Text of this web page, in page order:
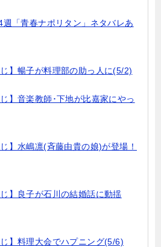
週「青春ナポリタン」ネタバレあ
じ】暢子が料理部の助っ人に(5/2)
】音楽教師･下地が比嘉家にやっ
】水嶋凛(斉藤由貴の娘)が登場！
じ】良子が石川の結婚話に動揺
じ】料理大会でハプニング(5/6)